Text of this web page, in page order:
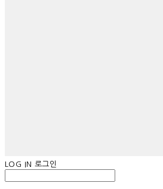
LOG IN 로그인